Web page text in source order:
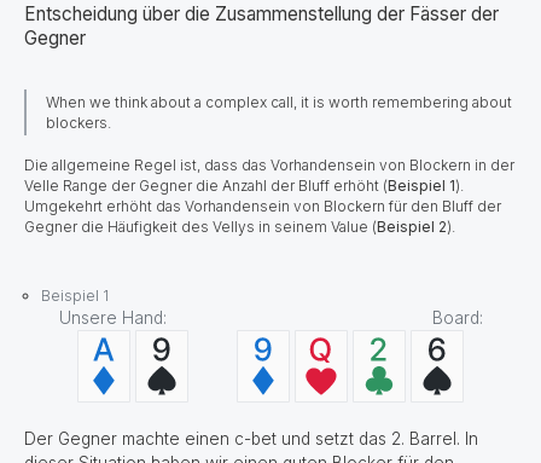
Entscheidung über die Zusammenstellung der Fässer der
Gegner
When we think about a complex call, it is worth remembering about
blockers.
Die allgemeine Regel ist, dass das Vorhandensein von Blockern in der
Velle Range der Gegner die Anzahl der Bluff erhöht (Beispiel 1).
Umgekehrt erhöht das Vorhandensein von Blockern für den Bluff der
Gegner die Häufigkeit des Vellys in seinem Value (Beispiel 2).
Beispiel 1
Unsere Hand: Board:
Der Gegner machte einen c-bet und setzt das 2. Barrel. In